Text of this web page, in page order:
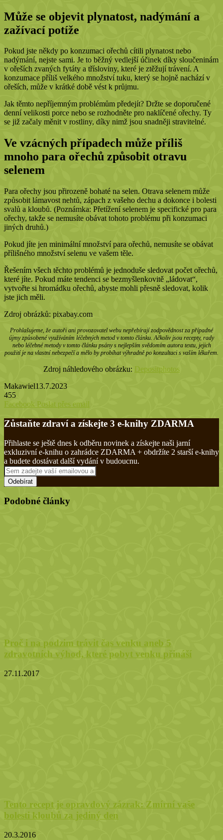
Může se objevit plynatost, nadýmání a
zažívací potíže
Pokud jste někdy po konzumaci ořechů cítili plynatost nebo
nadýmání, nejste sami. Je to běžný vedlejší účinek díky sloučeninám
v ořeších zvaných fytáty a třísloviny, které je ztěžují trávení. A
konzumace příliš velkého množství tuku, který se hojně nachází v
ořeších, může v krátké době vést k průjmu.
Jak těmto nepříjemným problémům předejít? Držte se doporučené
denní velikosti porce nebo se rozhodněte pro naklíčené ořechy. Ty
se již začaly měnit v rostliny, díky nimž jsou snadněji stravitelné.
Ve vzácných případech může příliš
mnoho para ořechů způsobit otravu
selenem
Para ořechy jsou přirozeně bohaté na selen. Otrava selenem může
způsobit lámavost nehtů, zápach z vašeho dechu a dokonce i bolesti
svalů a kloubů. (Poznámka: Přetížení selenem je specifické pro para
ořechy, takže se nemusíte obávat tohoto problému při konzumaci
jiných druhů.)
Pokud jíte jen minimální množství para ořechů, nemusíte se obávat
přílišného množství selenu ve vašem těle.
Řešením všech těchto problémů je jednoduše sledovat počet ořechů,
které jíte. Pokud máte tendenci se bezmyšlenkovitě „ládovat“,
vytvořte si hromádku ořechů, abyste mohli přesně sledovat, kolik
jste jich měli.
Zdroj obrázků: pixabay.com
Prohlašujeme, že autoři ani provozovatel webu nepřebírají zodpovědnost za případné
újmy způsobené využíváním léčebných metod v tomto článku. Ačkoliv jsou recepty, rady
nebo léčebné metody v tomto článku psány s nejlepším svědomím autora textu, jejich
použití je na vlastní nebezpečí a mělo by probíhat výhradně po konzultaci s vaším lékařem.
Zdroj náhledového obrázku: Depositphotos
Makawiel13.7.2023
455
Facebook Poslat přes email
Zůstaňte zdraví a získejte 3 e-knihy ZDARMA
Přihlaste se ještě dnes k odběru novinek a získejte naši jarní
exkluzivní e-knihu o zahrádce ZDARMA + obdržíte 2 starší e-knihy
a budete dostávat další vydání v budoucnu.
Sem
zadejte
vaší
emailovou
adresu
Podobné články
Proč i na podzim trávit čas venku aneb 5
zdravotních výhod, které pobyt venku přináší
27.11.2017
Tento recept je opravdový zázrak: Zmírní vaše
bolesti kloubů za jediný den
20.3.2016